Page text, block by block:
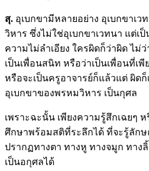
สุ. อุเบกขามีหลายอย่าง อุเบกขาเ
วิหาร ซึ่งไม่ใช่อุเบกขาเวทนา แต่เ
ความไม่ลำเอียง ใครผิดก็ว่าผิด ไม่
เป็นเพื่อนสนิท หรือว่าเป็นเพื่อนที่เ
หรือจะเป็นครูอาจารย์ก็แล้วแต่ ผิด
อุเบกขาของพรหมวิหาร เป็นกุศล
เพราะฉะนั้น เพียงความรู้สึกเฉยๆ
ศึกษาพร้อมสติที่ระลึกได้ ที่จะรู้ลัก
ปรากฏทางตา ทางหู ทางจมูก ทาง
เป็นอกุศลได้